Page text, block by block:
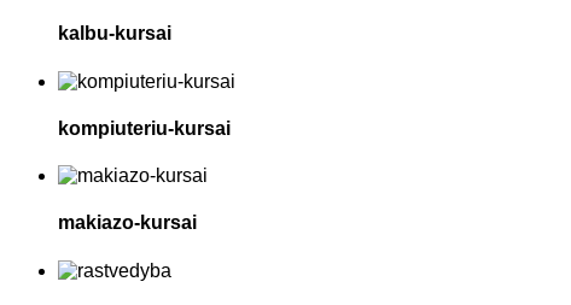
kalbu-kursai
kompiuteriu-kursai
makiazo-kursai